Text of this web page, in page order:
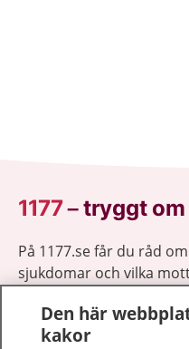
1177–tryggt om
På 1177.se får du råd
sjukdomar och vilka
vårdärenden. Ring
sjukvårdsrådgivning
Den här
kakor